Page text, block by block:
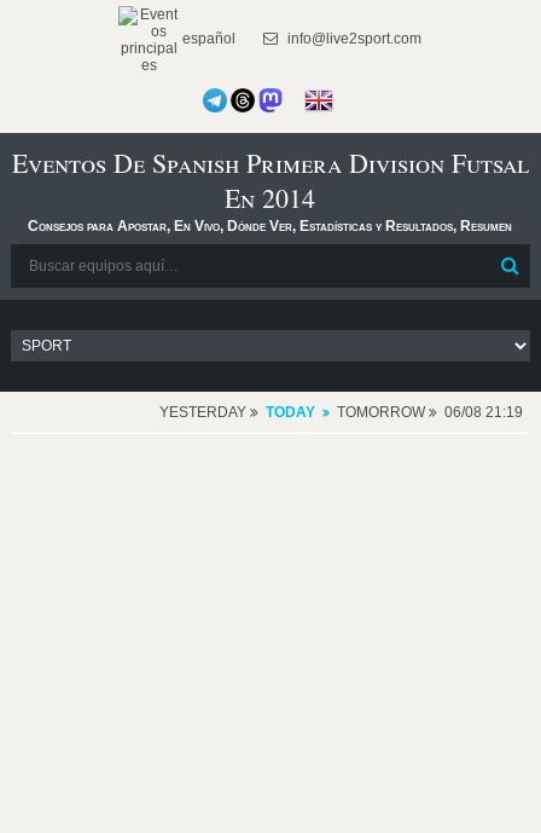
español info@live2sport.com
Eventos De Spanish Primera Division Futsal
En 2014
Consejos para Apostar, En Vivo, Dónde Ver, Estadísticas y Resultados, Resumen
YESTERDAY TODAY TOMORROW 06/08 21:19